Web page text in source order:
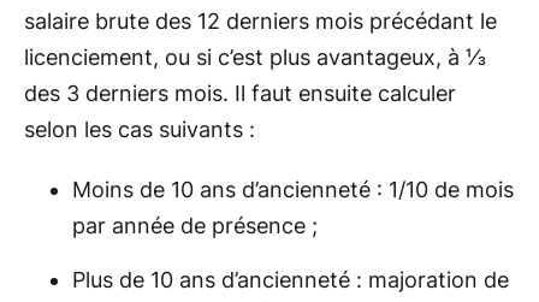
salaire brute des 12 derniers mois précédant le
licenciement, ou si c’est plus avantageux, à ⅓
des 3 derniers mois. Il faut ensuite calculer
selon les cas suivants :
Moins de 10 ans d’ancienneté : 1/10 de mois
par année de présence ;
Plus de 10 ans d’ancienneté : majoration de